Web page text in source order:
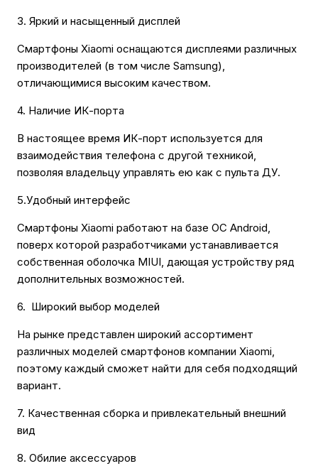
3. Яркий и насыщенный дисплей
Смартфоны Xiaomi оснащаются дисплеями различных
производителей (в том числе Samsung),
отличающимися высоким качеством.
4. Наличие ИК-порта
В настоящее время ИК-порт используется для
взаимодействия телефона с другой техникой,
позволяя владельцу управлять ею как с пульта ДУ.
5.Удобный интерфейс
Смартфоны Xiaomi работают на базе ОС Android,
поверх которой разработчиками устанавливается
собственная оболочка MIUI, дающая устройству ряд
дополнительных возможностей.
6. Широкий выбор моделей
На рынке представлен широкий ассортимент
различных моделей смартфонов компании Xiaomi,
поэтому каждый сможет найти для себя подходящий
вариант.
7. Качественная сборка и привлекательный внешний
вид
8. Обилие аксессуаров